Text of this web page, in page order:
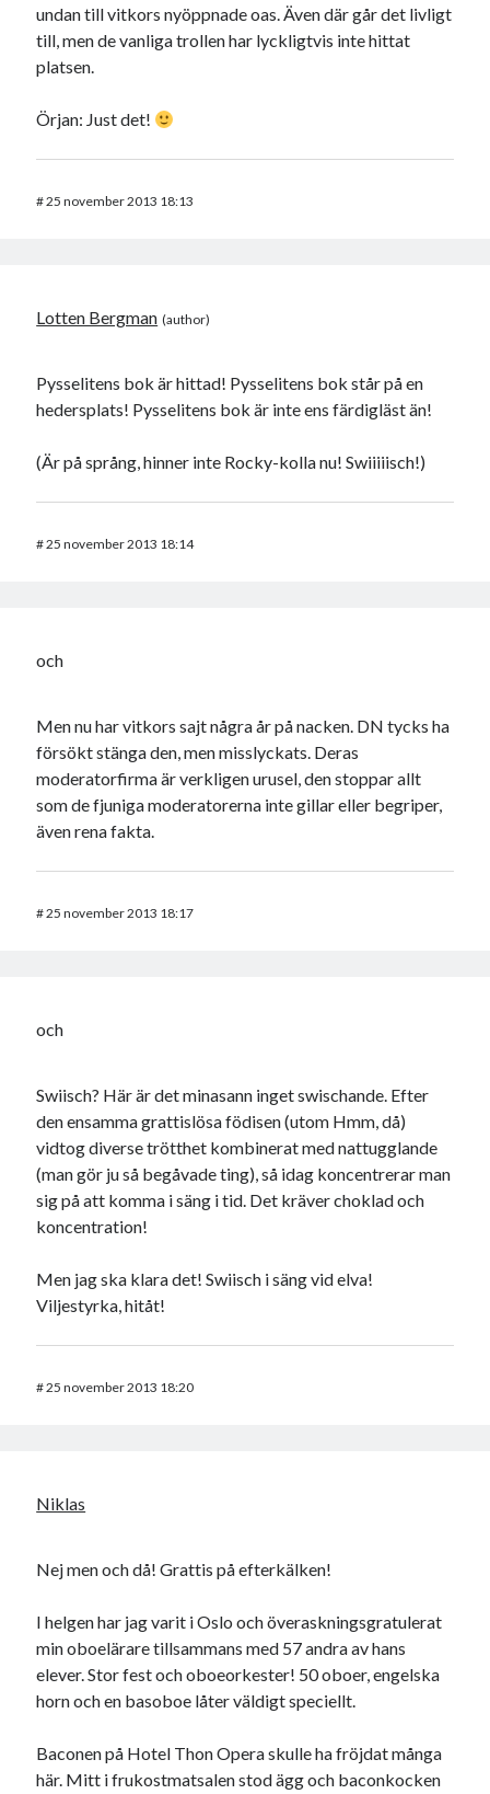
undan till vitkors nyöppnade oas. Även där går det livligt
till, men de vanliga trollen har lyckligtvis inte hittat
platsen.
Örjan: Just det!
#25 november 2013 18:13
Lotten Bergman
Pysselitens bok är hittad! Pysselitens bok står på en
hedersplats! Pysselitens bok är inte ens färdigläst än!
(Är på språng, hinner inte Rocky-kolla nu! Swiiiiisch!)
#25 november 2013 18:14
och
Men nu har vitkors sajt några år på nacken. DN tycks ha
försökt stänga den, men misslyckats. Deras
moderatorfirma är verkligen urusel, den stoppar allt
som de fjuniga moderatorerna inte gillar eller begriper,
även rena fakta.
#25 november 2013 18:17
och
Swiisch? Här är det minasann inget swischande. Efter
den ensamma grattislösa födisen (utom Hmm, då)
vidtog diverse trötthet kombinerat med nattugglande
(man gör ju så begåvade ting), så idag koncentrerar man
sig på att komma i säng i tid. Det kräver choklad och
koncentration!
Men jag ska klara det! Swiisch i säng vid elva!
Viljestyrka, hitåt!
#25 november 2013 18:20
Niklas
Nej men och då! Grattis på efterkälken!
I helgen har jag varit i Oslo och överaskningsgratulerat
min oboelärare tillsammans med 57 andra av hans
elever. Stor fest och oboeorkester! 50 oboer, engelska
horn och en basoboe låter väldigt speciellt.
Baconen på Hotel Thon Opera skulle ha fröjdat många
här. Mitt i frukostmatsalen stod ägg och baconkocken